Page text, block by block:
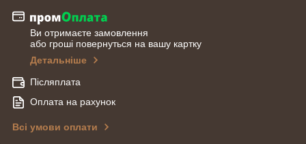
Ви отримаєте замовлення
або гроші повернуться на вашу картку
Детальніше
Післяплата
Оплата на рахунок
Всі умови оплати